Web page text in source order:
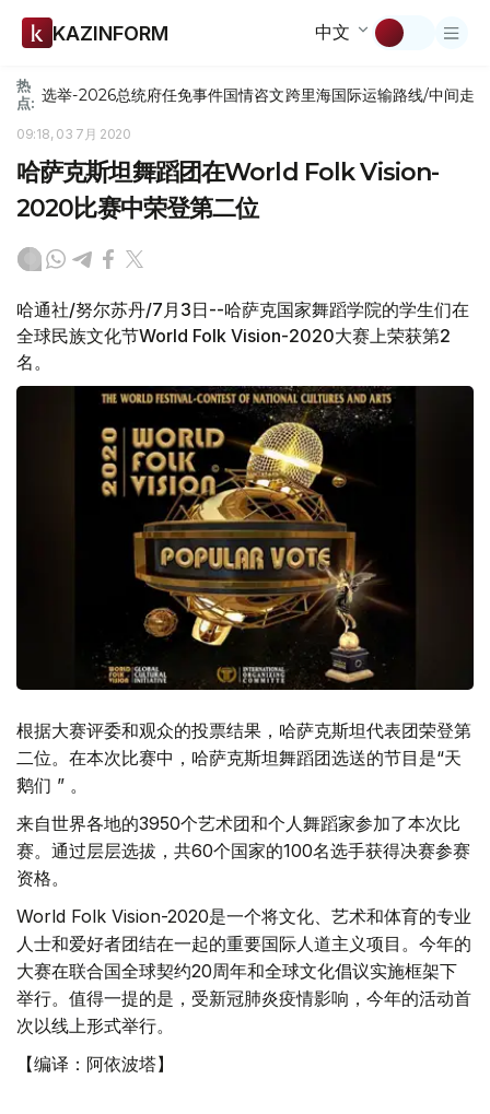
KAZINFORM 中文
热
点: 选举-2026总统府任免事件国情咨文跨里海国际运输路线/中间走廊
09:18, 03 7月 2020
哈萨克斯坦舞蹈团在World Folk Vision-
2020比赛中荣登第二位
哈通社/努尔苏丹/7月3日--哈萨克国家舞蹈学院的学生们在
全球民族文化节World Folk Vision-2020大赛上荣获第2
名。
根据大赛评委和观众的投票结果，哈萨克斯坦代表团荣登第
二位。在本次比赛中，哈萨克斯坦舞蹈团选送的节目是“天
鹅们 ” 。
来自世界各地的3950个艺术团和个人舞蹈家参加了本次比
赛。通过层层选拔，共60个国家的100名选手获得决赛参赛
资格。
World Folk Vision-2020是一个将文化、艺术和体育的专业
人士和爱好者团结在一起的重要国际人道主义项目。今年的
大赛在联合国全球契约20周年和全球文化倡议实施框架下
举行。值得一提的是，受新冠肺炎疫情影响，今年的活动首
次以线上形式举行。
【编译：阿依波塔】